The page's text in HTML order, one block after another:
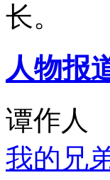
长。
人物报
谭作人
我的兄